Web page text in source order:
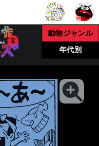
動物ジャンル
年代別